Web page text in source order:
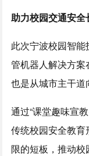
助力校园交通安全
此次宁波校园智
管机器人解决方案
也是从城市主干道
通过“课堂趣味宣
传统校园安全教
限的短板，推动校